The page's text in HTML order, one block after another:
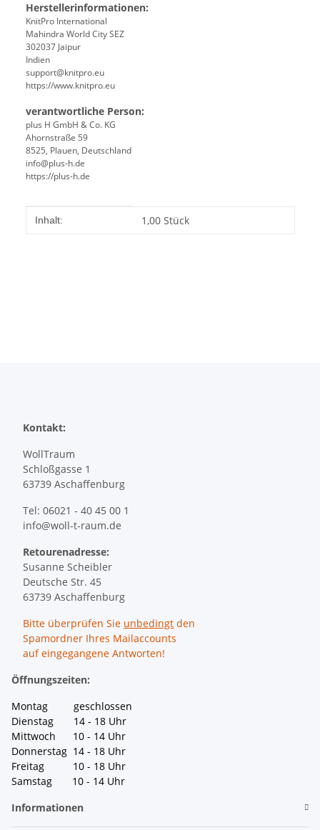
Herstellerinformationen:
KnitPro International
Mahindra World City SEZ
302037 Jaipur
Indien
support@knitpro.eu
https://www.knitpro.eu
verantwortliche Person:
plus H GmbH & Co. KG
Ahornstraße 59
8525, Plauen, Deutschland
info@plus-h.de
https://plus-h.de
Produkteigenschaft
Wert
Inhalt: 1,00 Stück
Kontakt:
WollTraum
Schloßgasse 1
63739 Aschaffenburg
Tel: 06021 - 40 45 00 1
info@woll-t-raum.de
Retourenadresse:
Susanne Scheibler
Deutsche Str. 45
63739 Aschaffenburg
Bitte überprüfen Sie unbedingt den
Spamordner Ihres Mailaccounts
auf eingegangene Antworten!
Öffnungszeiten:
Montag geschlossen
Dienstag 14 - 18 Uhr
Mittwoch 10 - 14 Uhr
Donnerstag 14 - 18 Uhr
Freitag 10 - 18 Uhr
Samstag 10 - 14 Uhr
Informationen